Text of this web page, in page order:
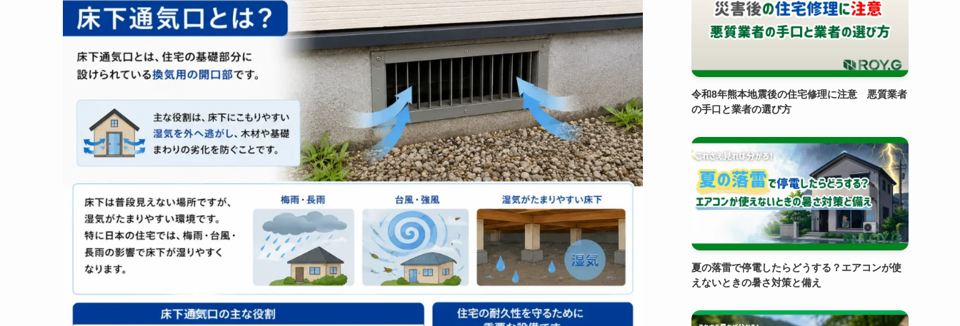
令和8年熊本地震後の住宅修理に注意 悪質業者
の手口と業者の選び方
夏の落雷で停電したらどうする？エアコンが使
えないときの暑さ対策と備え